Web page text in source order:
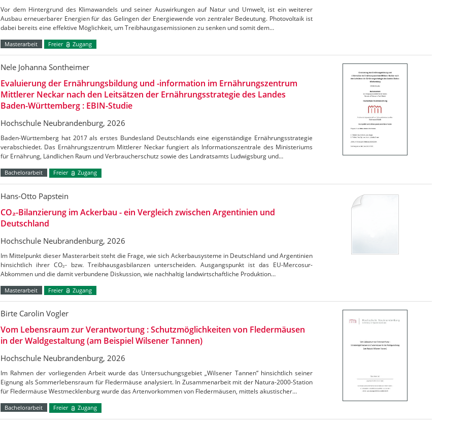
Vor dem Hintergrund des Klimawandels und seiner Auswirkungen auf Natur und Umwelt, ist ein weiterer
Ausbau erneuerbarer Energien für das Gelingen der Energiewende von zentraler Bedeutung. Photovoltaik ist
dabei bereits eine effektive Möglichkeit, um Treibhausgasemissionen zu senken und somit dem…
Masterarbeit Freier Zugang
Nele Johanna Sontheimer
Evaluierung der Ernährungsbildung und -information im Ernährungszentrum
Mittlerer Neckar nach den Leitsätzen der Ernährungsstrategie des Landes
Baden-Württemberg : EBIN-Studie
Hochschule Neubrandenburg, 2026
Baden-Württemberg hat 2017 als erstes Bundesland Deutschlands eine eigenständige Ernährungsstrategie
verabschiedet. Das Ernährungszentrum Mittlerer Neckar fungiert als Informationszentrale des Ministeriums
für Ernährung, Ländlichen Raum und Verbraucherschutz sowie des Landratsamts Ludwigsburg und…
Bachelorarbeit Freier Zugang
Hans-Otto Papstein
CO₂-Bilanzierung im Ackerbau - ein Vergleich zwischen Argentinien und
Deutschland
Hochschule Neubrandenburg, 2026
Im Mittelpunkt dieser Masterarbeit steht die Frage, wie sich Ackerbausysteme in Deutschland und Argentinien
hinsichtlich ihrer CO₂- bzw. Treibhausgasbilanzen unterscheiden. Ausgangspunkt ist das EU-Mercosur-
Abkommen und die damit verbundene Diskussion, wie nachhaltig landwirtschaftliche Produktion…
Masterarbeit Freier Zugang
Birte Carolin Vogler
Vom Lebensraum zur Verantwortung : Schutzmöglichkeiten von Fledermäusen
in der Waldgestaltung (am Beispiel Wilsener Tannen)
Hochschule Neubrandenburg, 2026
Im Rahmen der vorliegenden Arbeit wurde das Untersuchungsgebiet „Wilsener Tannen“ hinsichtlich seiner
Eignung als Sommerlebensraum für Fledermäuse analysiert. In Zusammenarbeit mit der Natura-2000-Station
für Fledermäuse Westmecklenburg wurde das Artenvorkommen von Fledermäusen, mittels akustischer…
Bachelorarbeit Freier Zugang